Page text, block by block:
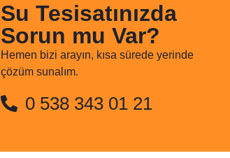
Su Tesisatınızda
Sorun mu Var?
Hemen bizi arayın, kısa sürede yerinde
çözüm sunalım.
0 538 343 01 21